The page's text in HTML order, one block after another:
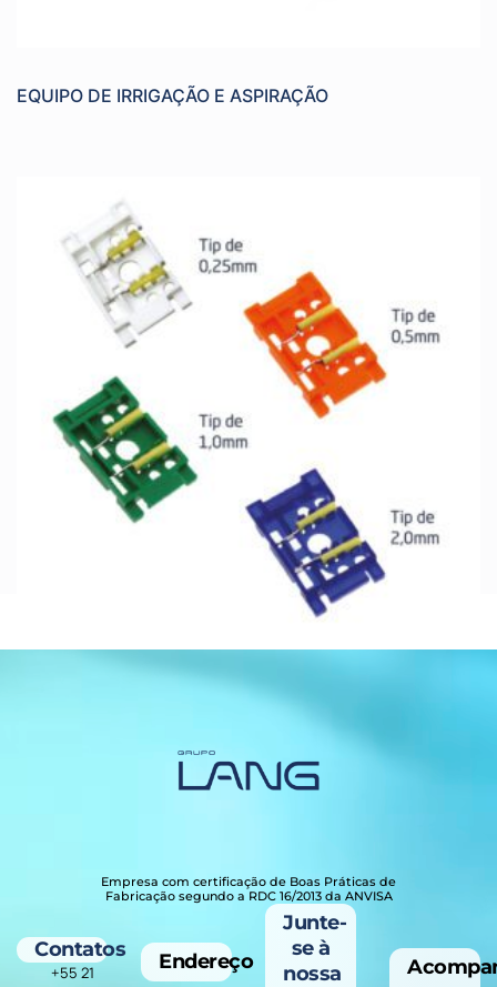
EQUIPO DE IRRIGAÇÃO E ASPIRAÇÃO
Adicionar ao Orçamento
Empresa com certificação de Boas Práticas de
Fabricação segundo a RDC 16/2013 da ANVISA
Contatos
+55 21
Endereço
Junte-
se à
nossa